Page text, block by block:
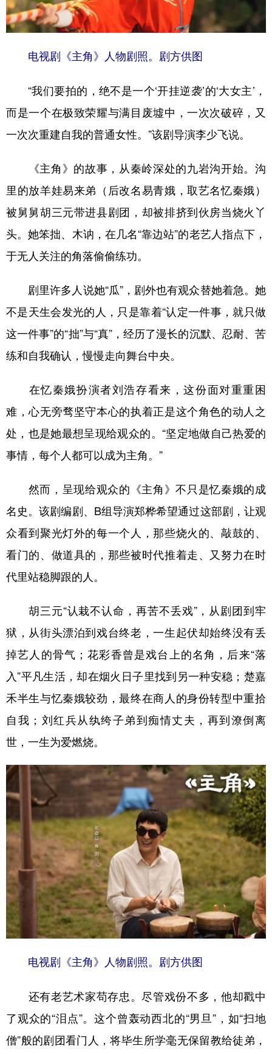
电视剧《主角》人物剧照。剧方供图
“我们要拍的，绝不是一个‘开挂逆袭’的‘大女主’，
而是一个在极致荣耀与满目废墟中，一次次破碎，又
一次次重建自我的普通女性。”该剧导演李少飞说。
《主角》的故事，从秦岭深处的九岩沟开始。沟
里的放羊娃易来弟（后改名易青娥，取艺名忆秦娥）
被舅舅胡三元带进县剧团，却被排挤到伙房当烧火丫
头。她笨拙、木讷，在几名“靠边站”的老艺人指点下，
于无人关注的角落偷偷练功。
剧里许多人说她“瓜”，剧外也有观众替她着急。她
不是天生会发光的人，只是靠着“认定一件事，就只做
这一件事”的“拙”与“真”，经历了漫长的沉默、忍耐、苦
练和自我确认，慢慢走向舞台中央。
在忆秦娥扮演者刘浩存看来，这份面对重重困
难，心无旁骛坚守本心的执着正是这个角色的动人之
处，也是她最想呈现给观众的。“坚定地做自己热爱的
事情，每个人都可以成为主角。”
然而，呈现给观众的《主角》不只是忆秦娥的成
名史。该剧编剧、B组导演郑桦希望通过这部剧，让观
众看到聚光灯外的每一个人，那些烧火的、敲鼓的、
看门的、做道具的，那些被时代推着走、又努力在时
代里站稳脚跟的人。
胡三元“认栽不认命，再苦不丢戏”，从剧团到牢
狱，从街头漂泊到戏台终老，一生起伏却始终没有丢
掉艺人的骨气；花彩香曾是戏台上的名角，后来“落
入”平凡生活，却在烟火日子里找到另一种安稳；楚嘉
禾半生与忆秦娥较劲，最终在商人的身份转型中重拾
自我；刘红兵从纨绔子弟到痴情丈夫，再到潦倒离
世，一生为爱燃烧。
电视剧《主角》人物剧照。剧方供图
还有老艺术家苟存忠。尽管戏份不多，他却戳中
了观众的“泪点”。这个曾轰动西北的“男旦”，如“扫地
僧”般的剧团看门人，将毕生所学毫无保留教给徒弟，